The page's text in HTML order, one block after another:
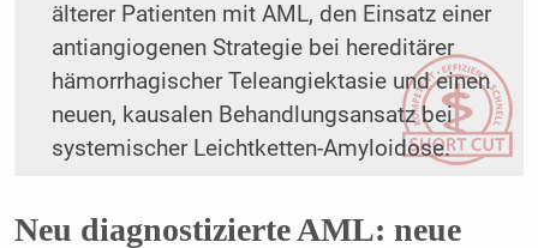
älterer Patienten mit AML, den Einsatz einer
antiangiogenen Strategie bei hereditärer
hämorrhagischer Teleangiektasie und einen
neuen, kausalen Behandlungsansatz bei
systemischer Leichtketten-Amyloidose.
Neu diagnostizierte AML: neue